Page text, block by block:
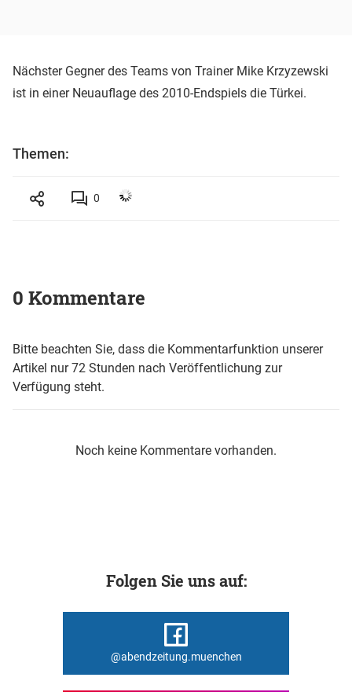
Nächster Gegner des Teams von Trainer Mike Krzyzewski
ist in einer Neuauflage des 2010-Endspiels die Türkei.
Themen:
0
0 Kommentare
Bitte beachten Sie, dass die Kommentarfunktion unserer
Artikel nur 72 Stunden nach Veröffentlichung zur
Verfügung steht.
Noch keine Kommentare vorhanden.
Folgen Sie uns auf:
@abendzeitung.muenchen